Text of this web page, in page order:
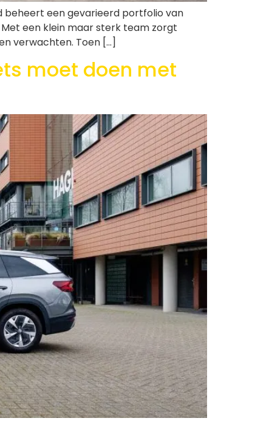
beheert een gevarieerd portfolio van
een klein maar sterk team zorgt
verwachten. Toen […]
moet doen met